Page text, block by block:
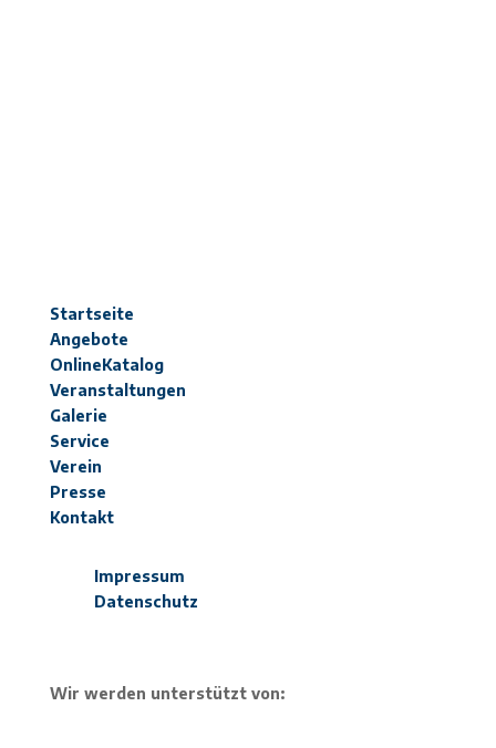
Startseite
Angebote
OnlineKatalog
Veranstaltungen
Galerie
Service
Verein
Presse
Kontakt
Impressum
Datenschutz
Wir werden unterstützt von: